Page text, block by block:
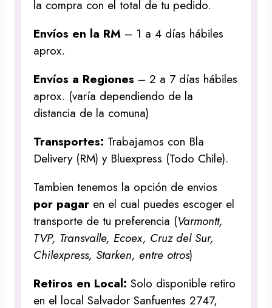
la compra con el total de tu pedido.
Envíos en la RM – 1 a 4 días hábiles
aprox.
Envíos a Regiones – 2 a 7 días hábiles
aprox. (varía dependiendo de la
distancia de la comuna)
Transportes: Trabajamos con Bla
Delivery (RM) y Bluexpress (Todo Chile).
Tambien tenemos la opción de envios
por pagar en el cual puedes escoger el
transporte de tu preferencia (Varmontt,
TVP, Transvalle, Ecoex, Cruz del Sur,
Chilexpress, Starken, entre otros)
Retiros en Local:Solo disponible retiro
en el local Salvador Sanfuentes 2747,